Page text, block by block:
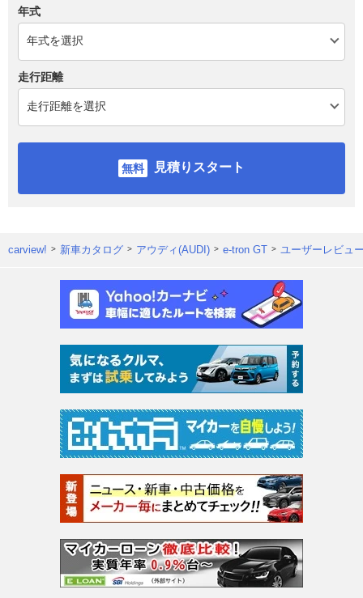
年式
走行距離
見積りスタート
carview! 新車カタログ アウディ(AUDI) e-tron GT ユーザーレビュ